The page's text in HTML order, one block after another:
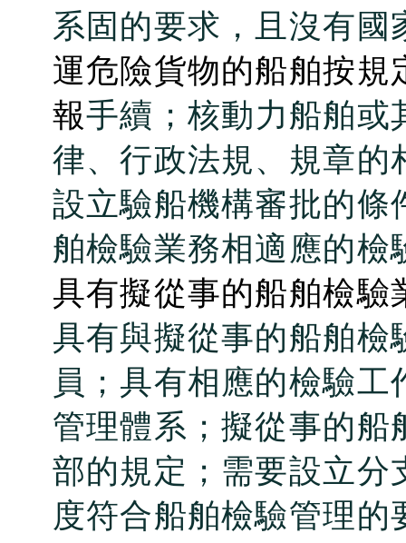
系固的要求，且沒有
運危險貨物的船舶按
報手續；核動力船舶或
律、行政法規、規章的
設立驗船機構審批的條
舶檢驗業務相適應的
具有擬從事的船舶檢
具有與擬從事的船舶檢
員；具有相應的檢驗
管理體系；擬從事的
部的規定；需要設立分
度符合船舶檢驗管理